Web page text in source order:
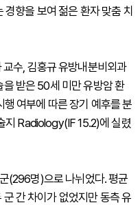
향을 보여 젊은 환자 맞춤 치
수, 김홍규 유방내분비외과
받은 50세 미만 유방암 환
여부에 따른 장기 예후를 분
지 Radiology(IF 15.2)에 실렸
(296명)으로 나뉘었다. 평균
간 차이가 없었지만 동측 유